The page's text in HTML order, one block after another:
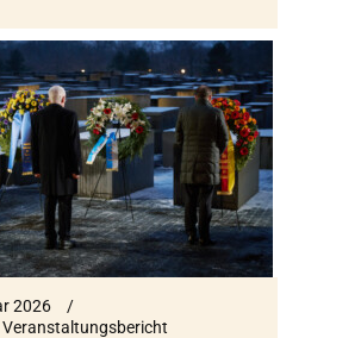
2026
Veranstaltungsbericht